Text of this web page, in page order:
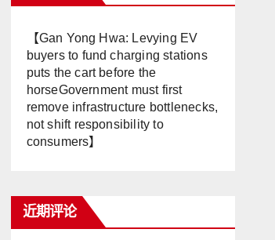
【Gan Yong Hwa: Levying EV
buyers to fund charging stations
puts the cart before the
horseGovernment must first
remove infrastructure bottlenecks,
not shift responsibility to
consumers】
近期评论